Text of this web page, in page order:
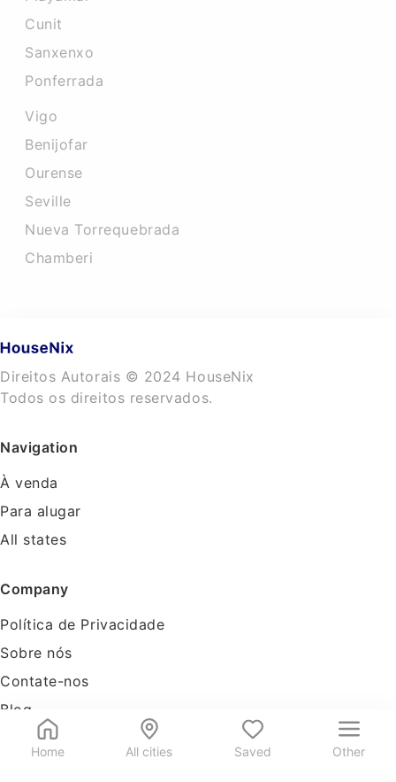
Home All cities Saved Other
Cunit
Sanxenxo
Ponferrada
Vigo
Benijofar
Ourense
Seville
Nueva Torrequebrada
Chamberi
Direitos Autorais © 2024 HouseNix
Todos os direitos reservados.
Navigation
À venda
Para alugar
All states
Company
Política de Privacidade
Sobre nós
Contate-nos
Blog
Tools